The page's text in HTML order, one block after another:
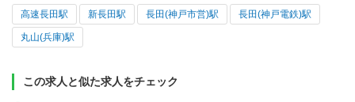
高速長田駅 新長田駅 長田(神戸市営)駅 長田(神戸電鉄)駅
丸山(兵庫)駅
この求人と似た求人をチェック